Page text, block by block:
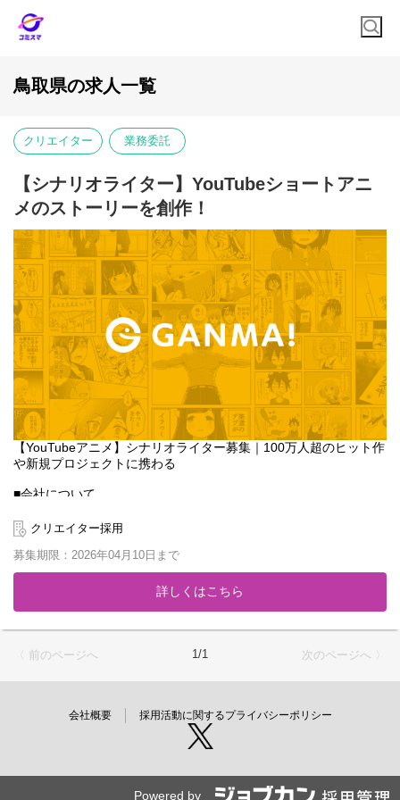
鳥取県の求人一覧
クリエイター 業務委託
【シナリオライター】YouTubeショートアニ
メのストーリーを創作！
【YouTubeアニメ】シナリオライター募集｜100万人超のヒット作
や新規プロジェクトに携わる
■会社について
年に設立。累計1,600万DL突破のマンガアプリ『GANMA!』や、ハ
イエンドアニメ制作スタジオ『Qzil.la』を展開し、時代に合わせた
モノづくりを続けています。
2020年からはYouTubeアニメ事業を本格始動。登録者数110万人
用や新規チャンネルの立ち上げに携わってくださる新たな仲間を
募集します。
テンツ制作をご担当いただきます。単に物語を書くだけでなく、
視聴者の反応を分析し、トレンドを捉えた「ヒットするコンテン
ツ」をチームで作り上げることがミッションです。
【担当業務】
・担当チャンネルのコンテンツ企画、ネタ出し
クリエイター採用
募集期限：2026年04月10日まで
詳しくはこちら
〈 前のページへ 1/1 次のページへ 〉
会社概要 採用活動に関するプライバシーポリシー
Powered by